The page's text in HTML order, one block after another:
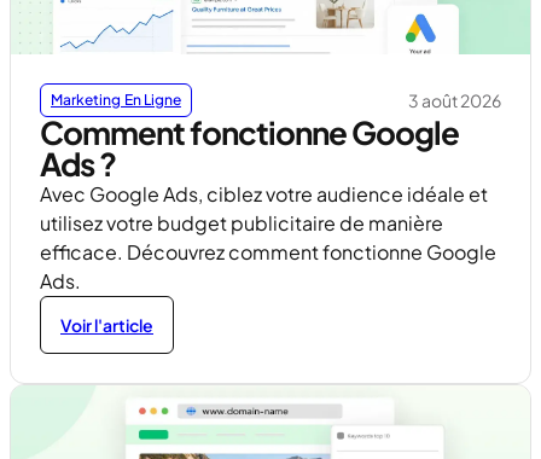
Marketing En Ligne 3 août 2026
Comment fonctionne Google
Ads ?
Avec Google Ads, ciblez votre audience idéale et
utilisez votre budget publicitaire de manière
efficace. Découvrez comment fonctionne Google
Ads.
Voir l'article